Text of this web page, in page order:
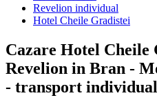
Revelion individual
Hotel Cheile Gradistei
Cazare Hotel Cheile
Revelion in Bran -
- transport individual